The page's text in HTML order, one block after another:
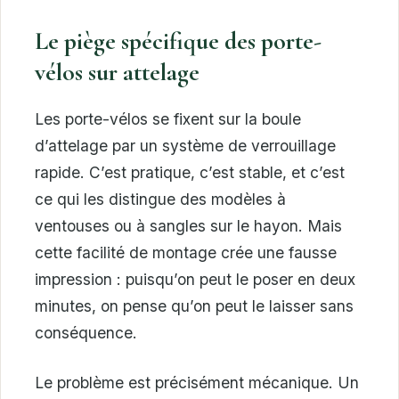
Le piège spécifique des porte-
vélos sur attelage
Les porte-vélos se fixent sur la boule
d’attelage par un système de verrouillage
rapide. C’est pratique, c’est stable, et c’est
ce qui les distingue des modèles à
ventouses ou à sangles sur le hayon. Mais
cette facilité de montage crée une fausse
impression : puisqu’on peut le poser en deux
minutes, on pense qu’on peut le laisser sans
conséquence.
Le problème est précisément mécanique. Un